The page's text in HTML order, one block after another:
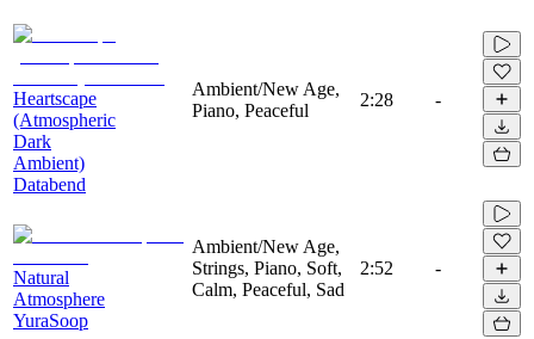
Heartscape
(Atmospheric
Dark
Ambient)
Databend
Ambient/New Age,
Piano, Peaceful
2:28 -
Natural
Atmosphere
YuraSoop
Ambient/New Age,
Strings, Piano, Soft,
Calm, Peaceful, Sad
2:52 -